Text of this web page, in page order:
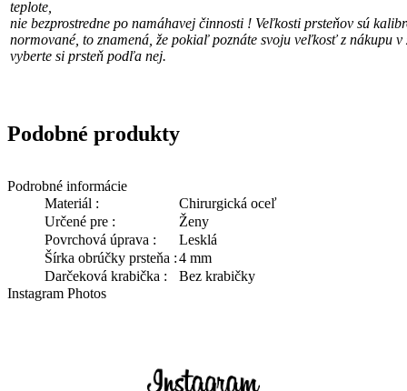
teplote,
nie bezprostredne po namáhavej činnosti ! Veľkosti prsteňov sú
normované, to znamená, že pokiaľ poznáte svoju veľkosťz nákupu v
vyberte si prsteň podľa nej.
Podrobné informácie
Materiál :
Chirurgická oceľ
Určené pre :
Ženy
Povrchová úprava :
Lesklá
Šírka obrúčky prsteňa :4 mm
Darčeková krabička :
Bez krabičky
Instagram Photos
Podobné produkty